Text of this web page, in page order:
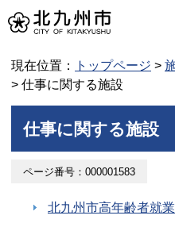
現在位置： トップページ >
> 仕事に関する施設
仕事に関する施設
ページ番号：000001583
北九州市高年齢者就